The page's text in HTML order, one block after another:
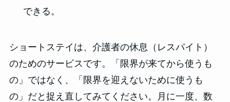
できる。
ショートステイは、介護者の休息（レスパイト）
のためのサービスです。「限界が来てから使うも
の」ではなく、「限界を迎えないために使うも
の」だと捉え直してみてください。月に一度、数